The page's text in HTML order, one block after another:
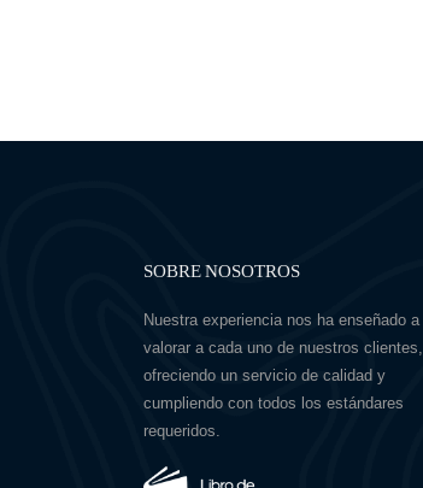
SOBRE NOSOTROS
Nuestra experiencia nos ha enseñado a
valorar a cada uno de nuestros clientes,
ofreciendo un servicio de calidad y
cumpliendo con todos los estándares
requeridos.